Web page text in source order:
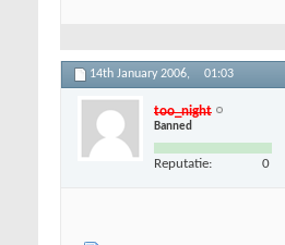
14th January 2006, 01:03
too_night
Banned
Reputatie: 0